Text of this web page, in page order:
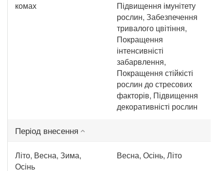
комах
Підвищення імунітету
рослин, Забезпечення
тривалого цвітіння,
Покращення
інтенсивністі
забарвлення,
Покращення стійкісті
рослин до стресових
факторів, Підвищення
декоративністі рослин
Період внесення
Літо, Весна, Зима,
Осінь
Весна, Осінь, Літо